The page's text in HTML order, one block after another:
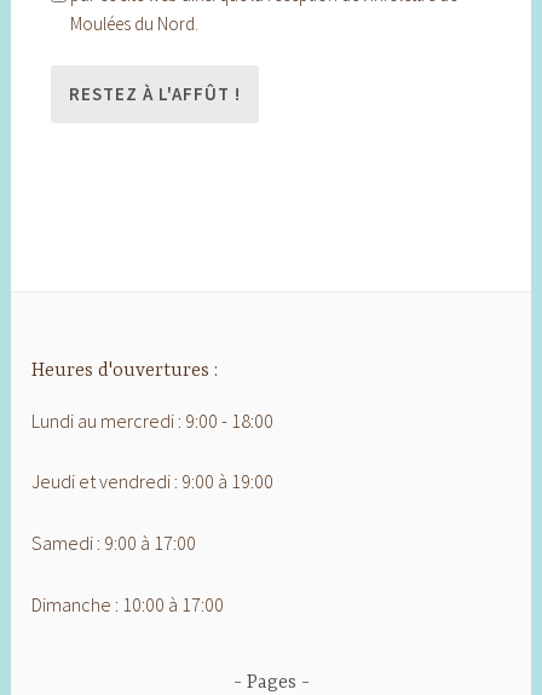
Moulées du Nord.
Heures d'ouvertures :
Lundi au mercredi : 9:00 - 18:00
Jeudi et vendredi : 9:00 à 19:00
Samedi : 9:00 à 17:00
Dimanche : 10:00 à 17:00
Pages